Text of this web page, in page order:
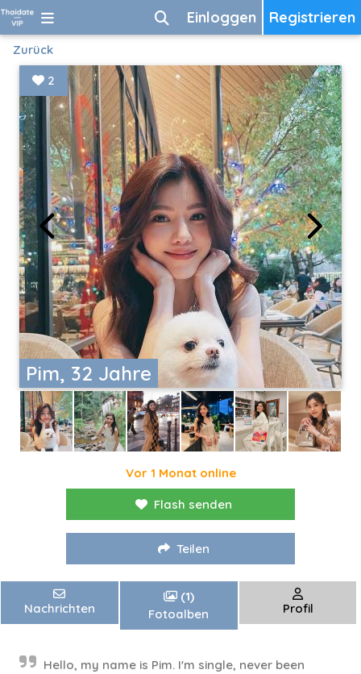
Registrieren
Einloggen
Zurück
Pim, 32 Jahre
2
Vor 1 Monat online
Flash senden
Teilen
Nachrichten
(1)
Fotoalben
Profil
Hello, my name is Pim. I'm single, never been